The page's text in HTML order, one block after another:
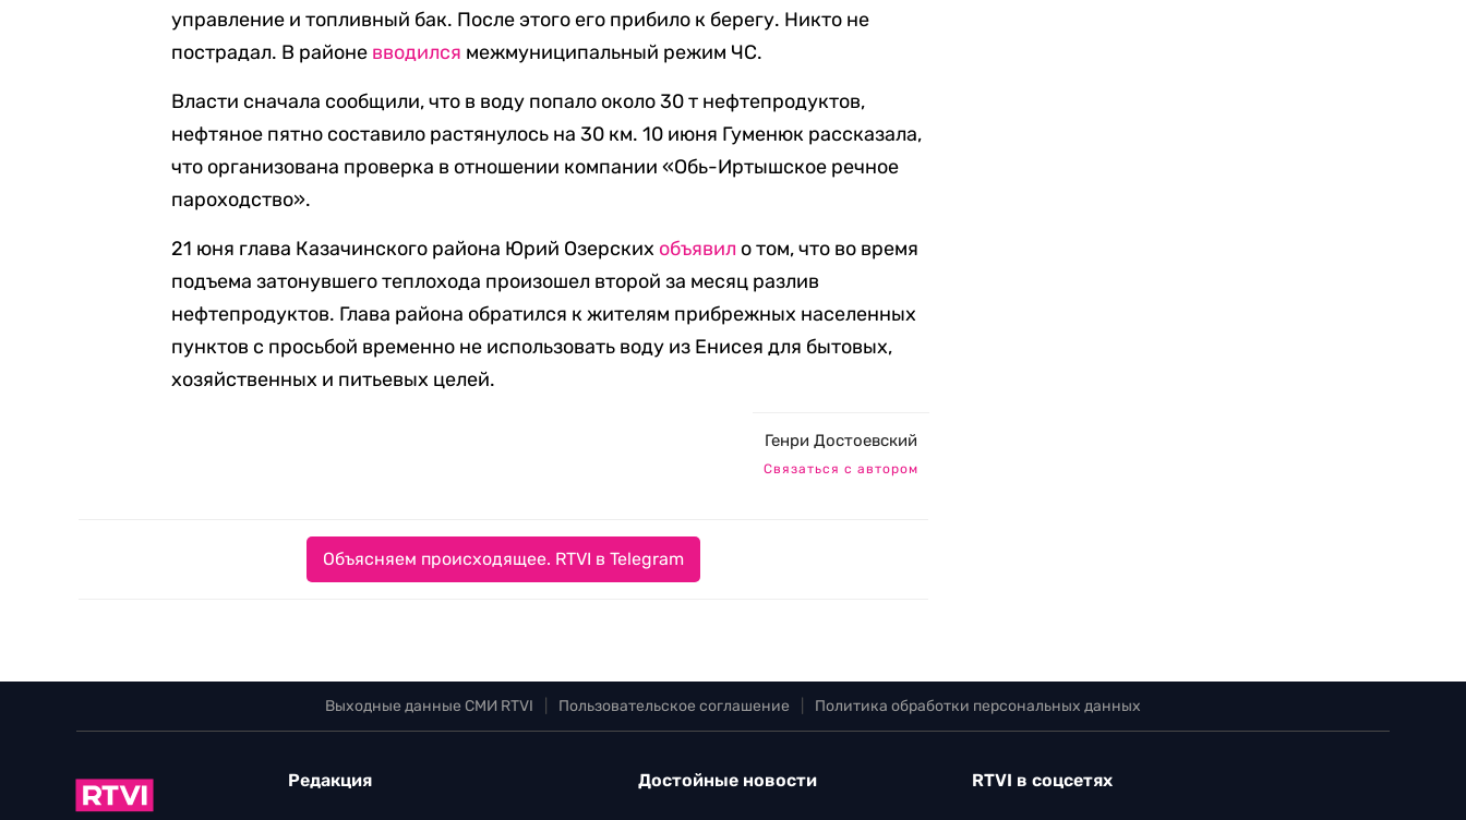
управление и топливный бак. После этого его прибило к берегу. Никто не
пострадал. В районе вводился межмуниципальный режим ЧС.
Власти сначала сообщили, что в воду попало около 30 т нефтепродуктов,
нефтяное пятно составило растянулось на 30 км. 10 июня Гуменюк рассказала,
что организована проверка в отношении компании «Обь-Иртышское речное
пароходство».
21 юня глава Казачинского района Юрий Озерских объявил о том, что во время
подъема затонувшего теплохода произошел второй за месяц разлив
нефтепродуктов. Глава района обратился к жителям прибрежных населенных
пунктов с просьбой временно не использовать воду из Енисея для бытовых,
хозяйственных и питьевых целей.
Генри Достоевский
Связаться с автором
Объясняем происходящее. RTVI в Telegram
Выходные данные СМИ RTVI Пользовательское соглашение Политика обработки персональных данных
Редакция Достойные новости RTVI в соцсетях